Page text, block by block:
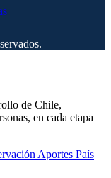
de Chile,
en cada etapa
Aportes País